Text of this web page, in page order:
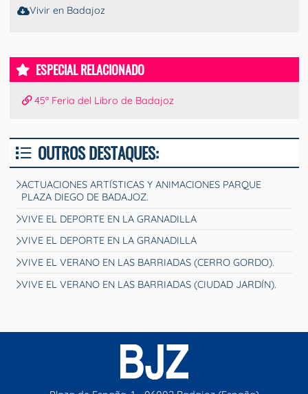
Vivir en Badajoz
ESPECIAL RELACIONADO
45ª Feria del Libro de Badajoz
OUTROS DESTAQUES:
ACTUACIONES ARTÍSTICAS Y ANIMACIONES PARQUE
PLAZA DIEGO DE BADAJOZ.
VIVE EL DEPORTE EN LA GRANADILLA
VIVE EL DEPORTE EN LA GRANADILLA
VIVE EL VERANO EN LAS BARRIADAS (CERRO GORDO).
VIVE EL VERANO EN LAS BARRIADAS (CIUDAD JARDÍN).